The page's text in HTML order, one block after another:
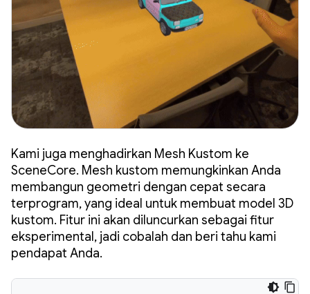
Kami juga menghadirkan Mesh Kustom ke
SceneCore. Mesh kustom memungkinkan Anda
membangun geometri dengan cepat secara
terprogram, yang ideal untuk membuat model 3D
kustom. Fitur ini akan diluncurkan sebagai fitur
eksperimental, jadi cobalah dan beri tahu kami
pendapat Anda.